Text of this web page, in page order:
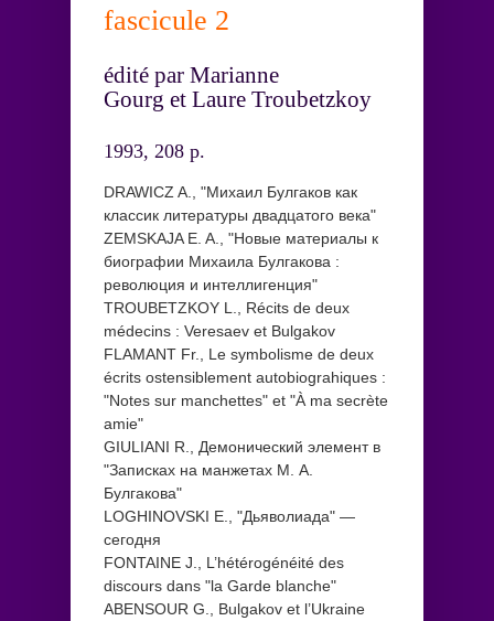
fascicule 2
édité par Marianne
Gourg et Laure Troubetzkoy
1993, 208 p.
DRAWICZ A., "Михаил Булгаков как
классик литературы двадцатого века"
ZEMSKAJA E. A., "Новые материалы к
биографии Михаила Булгакова :
революция и интеллигенция"
TROUBETZKOY L., Récits de deux
médecins : Veresaev et Bulgakov
FLAMANT Fr., Le symbolisme de deux
écrits ostensiblement autobiograhiques :
"Notes sur manchettes" et "À ma secrète
amie"
GIULIANI R., Демонический элемент в
"Записках на манжетах М. А.
Булгакова"
LOGHINOVSKI E., "Дьяволиада" —
сегодня
FONTAINE J., L’hétérogénéité des
discours dans "la Garde blanche"
ABENSOUR G., Bulgakov et l’Ukraine